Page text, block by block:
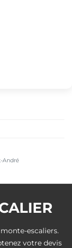
André
escaliers.
votre devis